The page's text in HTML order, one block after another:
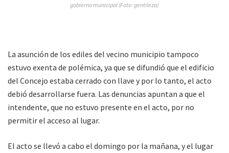
gobierno municipal (Foto: gentileza)
La asunción de los ediles del vecino municipio tampoco
estuvo exenta de polémica, ya que se difundió que el edificio
del Concejo estaba cerrado con llave y por lo tanto, el acto
debió desarrollarse fuera. Las denuncias apuntan a que el
intendente, que no estuvo presente en el acto, por no
permitir el acceso al lugar.
El acto se llevó a cabo el domingo por la mañana, y el lugar